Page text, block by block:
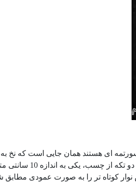
ای هستند همان جایی است که نخ
کوتاه تر را به صورت عمودی مطابق